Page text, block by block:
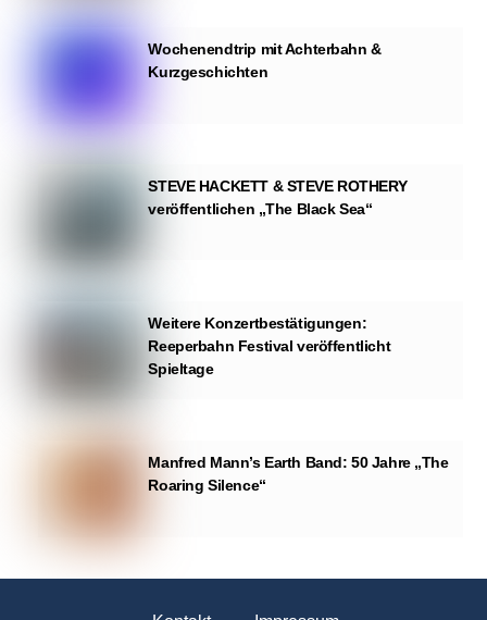
Wochenendtrip mit Achterbahn &
Kurzgeschichten
STEVE HACKETT & STEVE ROTHERY
veröffentlichen „The Black Sea“
Weitere Konzertbestätigungen:
Reeperbahn Festival veröffentlicht
Spieltage
Manfred Mann’s Earth Band: 50 Jahre „The
Roaring Silence“